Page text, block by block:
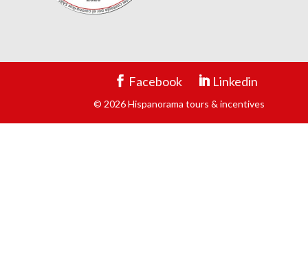
Facebook Linkedin
© 2026 Hispanorama tours & incentives